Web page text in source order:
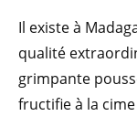
Il existe à
qualité
grimpante
fructifie à la